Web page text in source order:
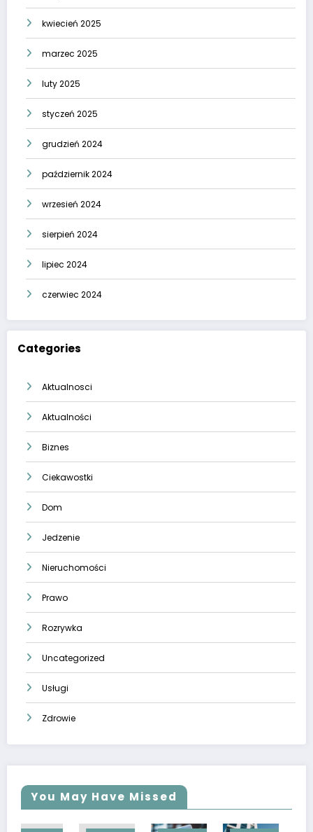
kwiecień 2025
marzec 2025
luty 2025
styczeń 2025
grudzień 2024
październik 2024
wrzesień 2024
sierpień 2024
lipiec 2024
czerwiec 2024
Categories
Aktualnosci
Aktualności
Biznes
Ciekawostki
Dom
Jedzenie
Nieruchomości
Prawo
Rozrywka
Uncategorized
Usługi
Zdrowie
You May Have Missed